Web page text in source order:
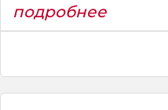
подробнее